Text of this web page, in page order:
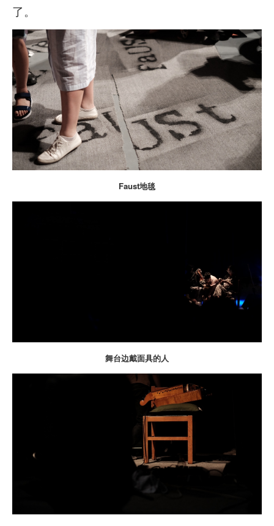
了。
Faust地毯
舞台边戴面具的人